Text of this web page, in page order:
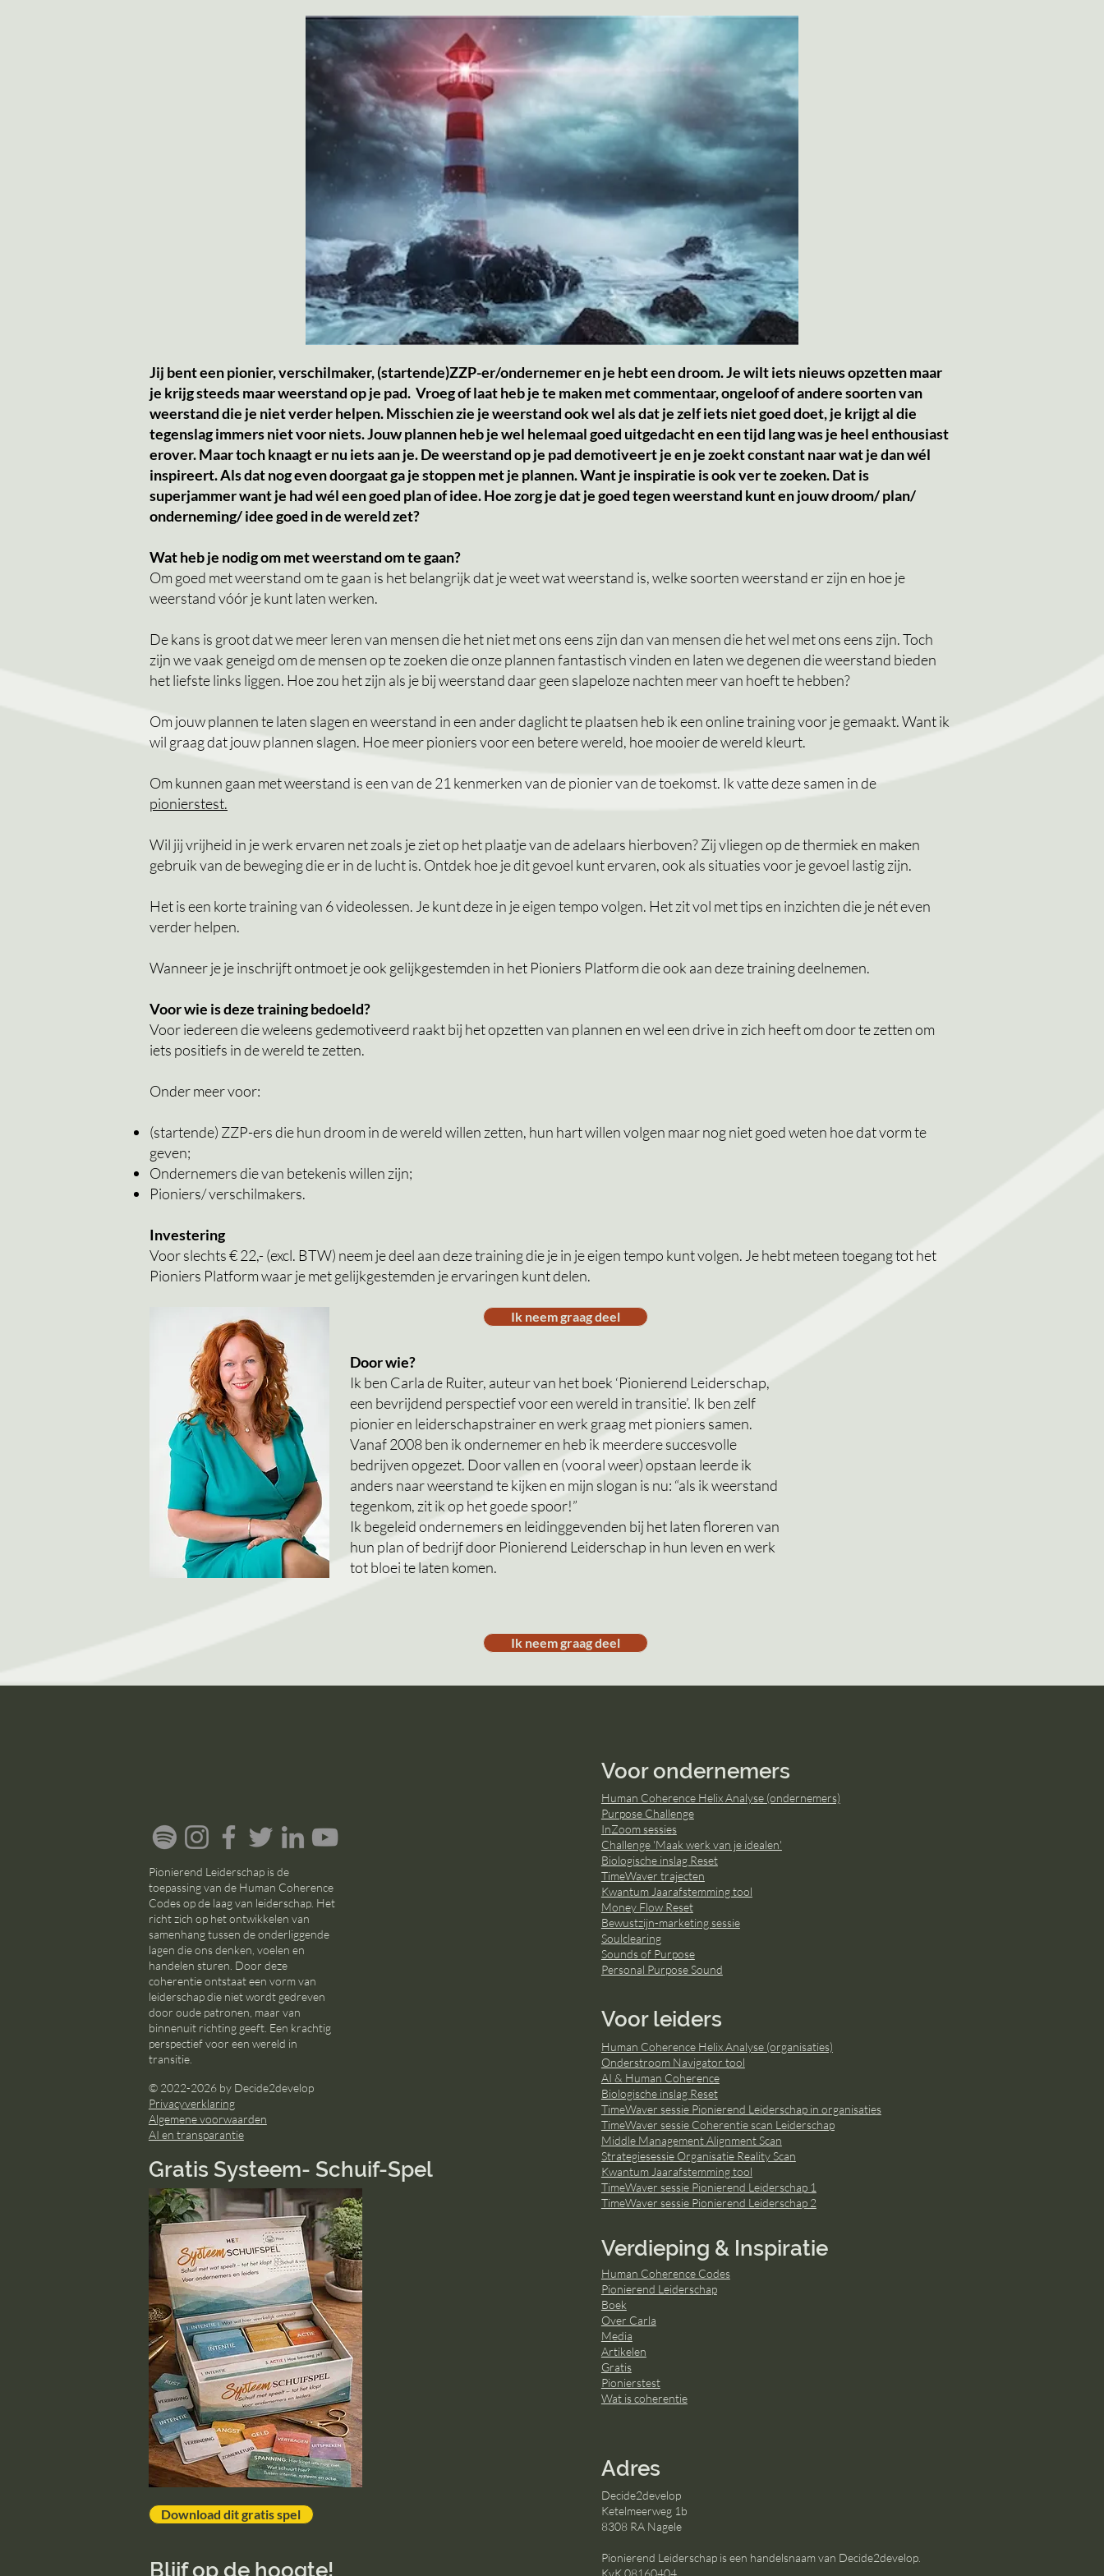
Jij bent een pionier, verschilmaker, (startende)ZZP-er/ondernemer en je hebt een droom. Je wilt iets nieuws opzetten maar
je krijg steeds maar weerstand op je pad. Vroeg of laat heb je te maken met commentaar, ongeloof of andere soorten van
weerstand die je niet verder helpen. Misschien zie je weerstand ook wel als dat je zelf iets niet goed doet, je krijgt al die
tegenslag immers niet voor niets. Jouw plannen heb je wel helemaal goed uitgedacht en een tijd lang was je heel enthousiast
erover. Maar toch knaagt er nu iets aan je. De weerstand op je pad demotiveert je en je zoekt constant naar wat je dan wél
inspireert. Als dat nog even doorgaat ga je stoppen met je plannen. Want je inspiratie is ook ver te zoeken. Dat is
superjammer want je had wél een goed plan of idee. Hoe zorg je dat je goed tegen weerstand kunt en jouw droom/ plan/
onderneming/ idee goed in de wereld zet?
Wat heb je nodig om met weerstand om te gaan?
Om goed met weerstand om te gaan is het belangrijk dat je weet wat weerstand is, welke soorten weerstand er zijn en hoe je
weerstand vóór je kunt laten werken.
De kans is groot dat we meer leren van mensen die het niet met ons eens zijn dan van mensen die het wel met ons eens zijn. Toch
zijn we vaak geneigd om de mensen op te zoeken die onze plannen fantastisch vinden en laten we degenen die weerstand bieden
het liefste links liggen. Hoe zou het zijn als je bij weerstand daar geen slapeloze nachten meer van hoeft te hebben?
Om jouw plannen te laten slagen en weerstand in een ander daglicht te plaatsen heb ik een online training voor je gemaakt. Want ik
wil graag dat jouw plannen slagen. Hoe meer pioniers voor een betere wereld, hoe mooier de wereld kleurt.
Om kunnen gaan met weerstand is een van de 21 kenmerken van depioniervan de toekomst. Ik vatte deze samen in de
pionierstest.
Wil jijvrijheid in je werk ervaren net zoals je ziet op het plaatje van de adelaars hierboven? Zij vliegen op de thermiek en maken
gebruik van de beweging die er in de lucht is. Ontdek hoe je dit gevoel kunt ervaren, ook als situaties voor je gevoel lastig zijn.
Het is een korte training van 6 videolessen. Je kunt deze in je eigen tempo volgen. Het zit vol met tips en inzichten die je nét even
verder helpen.
Wanneer je je inschrijft ontmoet je ook gelijkgestemden in het Pioniers Platform die ook aan deze training deelnemen.
Voor wie is deze training bedoeld?
Voor iedereen die weleens gedemotiveerd raakt bij het opzetten van plannen en wel een drive in zich heeft om door te zetten om
iets positiefs in de wereld te zetten.
Onder meer voor:
(startende) ZZP-ers die hun droom in de wereld willen zetten, hun hart willen volgen maar nog nietgoedweten hoe dat vorm te
geven;
Ondernemers die van betekenis willen zijn;
Pioniers/ verschilmakers.
Investering
Voor slechts € 22,- (excl. BTW) neem je deel aan deze training die je in je eigen tempo kunt volgen. Je hebt meteen toegang tot het
Pioniers Platform waar je met gelijkgestemden je ervaringen kunt delen.
Ik neem graag deel
Door wie?
Ik ben Carla de Ruiter, auteur van het boek ‘Pionierend Leiderschap,
een bevrijdend perspectief voor een wereld in transitie’. Ik ben zelf
pionier en leiderschapstrainer en werk graag met pioniers samen.
Vanaf 2008 ben ik ondernemer en heb ik meerdere succesvolle
bedrijven opgezet. Door vallen en (vooral weer) opstaan leerde ik
anders naar weerstand te kijken en mijn slogan is nu: “als ik weerstand
tegenkom, zit ik op het goede spoor!”
Ik begeleid ondernemers en leidinggevenden bij het laten floreren van
hun plan of bedrijf door Pionierend Leiderschap in hun leven en werk
tot bloei te laten komen.
Ik neem graag deel
Pionierend Leiderschap is de
toepassing van de Human Coherence
Codes op de laag van leiderschap. Het
richt zich op het ontwikkelen van
samenhang tussen de onderliggende
lagen die ons denken, voelen en
handelen sturen. Door deze
coherentie ontstaat een vorm van
leiderschap die niet wordt gedreven
door oude patronen, maar van
binnenuit richting geeft. Een krachtig
perspectief voor een wereld in
transitie.
© 2022-2026 by Decide2develop
Privacyverklaring
Algemene voorwaarden
AI en transparantie
Gratis Systeem- Schuif-Spel
Download dit gratis spel
Blijf op de hoogte!
Voor ondernemers
Human Coherence Helix Analyse (ondernemers)
Purpose Challenge
InZoom sessies
Challenge 'Maak werk van je idealen'
Biologische inslag Reset
TimeWaver trajecten
Kwantum Jaarafstemming tool
Money Flow Reset
Bewustzijn-marketing sessie
Soulclearing
Sounds of Purpose
Personal Purpose Sound
Voor leiders
Human Coherence Helix Analyse (organisaties)
Onderstroom Navigator tool
AI & Human Coherence
Biologische inslag Reset
TimeWaver sessie Pionierend Leiderschap in organisaties
TimeWaver sessie Coherentie scan Leiderschap
Middle Management Alignment Scan
Strategiesessie Organisatie Reality Scan
Kwantum Jaarafstemming tool
TimeWaver sessie Pionierend Leiderschap 1
TimeWaver sessie Pionierend Leiderschap 2
Verdieping & Inspiratie
Human Coherence Codes
Pionierend Leiderschap
Boek
Over Carla
Media
Artikelen
Gratis
Pionierstest
Wat is coherentie
Adres
Decide2develop
Ketelmeerweg 1b
8308 RA Nagele
Pionierend Leiderschap is een handelsnaam van Decide2develop.
KvK 08160404